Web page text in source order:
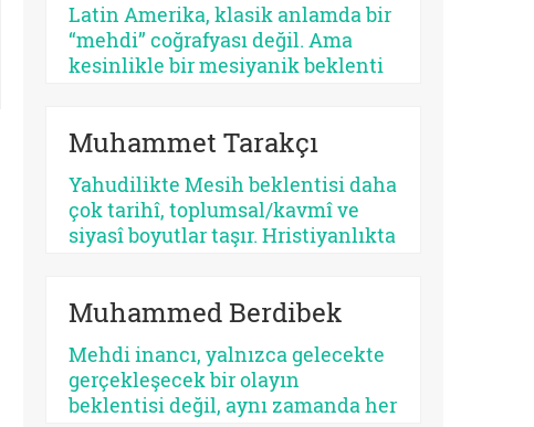
devri olması tesadüf değildir.
Siyasi krizler kıyametçi
beklentileri tetiklemektedir.
Latin Amerika, klasik anlamda bir
“mehdi” coğrafyası değil. Ama
kesinlikle bir mesiyanik beklenti
beklemez, çoğu zaman kendi
yarasına benzeyen bir yüz arar. Bu
yüzden kıtanın azizleri
kusurludur, öfkelidir, bazen
günahkârdır, bazen başarısızdır.
Muhammet Tarakçı
Yahudilikte Mesih beklentisi daha
çok tarihî, toplumsal/kavmî ve
siyasî boyutlar taşır. Hristiyanlıkta
ilişkilendirilir. Yahudilikte Mesih
ikbali ve istikbali ile ilgili iken,
Hristiyanlıkta Mesih’in misyonu
bütün insanlığa yöneliktir.
Muhammed Berdibek
Mehdi inancı, yalnızca gelecekte
gerçekleşecek bir olayın
beklentisi değil, aynı zamanda her